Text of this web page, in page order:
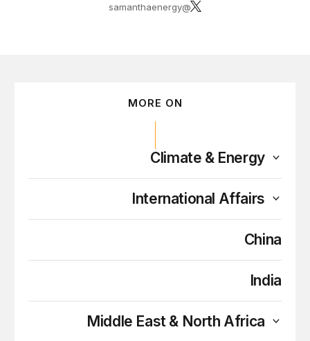
@samanthaenergy
MORE ON
Climate & Energy
International Affairs
China
India
Middle East & North Africa